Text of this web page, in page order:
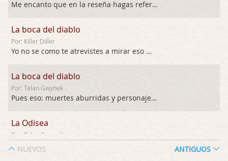
Me encanto que en la reseña hagas referen …
La boca del diablo
Por: Killer Diller
Yo no se como te atrevistes a mirar eso …
La boca del diablo
Por: Talan Gwynek
Pues eso: muertes aburridas y personajes p …
La Odisea
Por: Talan Gwynek
NUEVOS ANTIGUOS